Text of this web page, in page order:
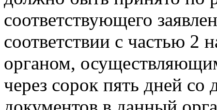
соответствующего
соответствии с частью 2
органом,
через сорок пять дней со